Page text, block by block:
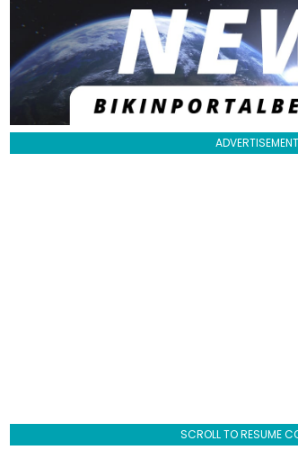
ADVERTISEMENT
SCROLL TO RESUME